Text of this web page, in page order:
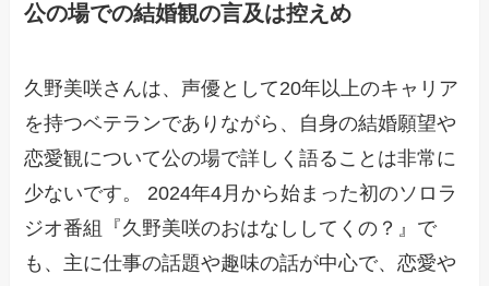
公の場での結婚観の言及は控えめ
久野美咲さんは、声優として20年以上のキャリア
を持つベテランでありながら、自身の結婚願望や
恋愛観について公の場で詳しく語ることは非常に
少ないです。 2024年4月から始まった初のソロラ
ジオ番組『久野美咲のおはなししてくの？』で
も、主に仕事の話題や趣味の話が中心で、恋愛や